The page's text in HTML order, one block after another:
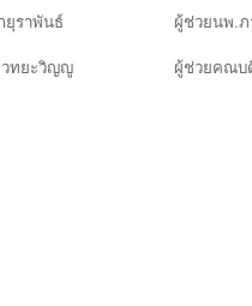
าพันธ์ ผู้ช่วยนพ.ภานุพั
วิญญู ผู้ช่วยคณบดีฝ่ายกิ